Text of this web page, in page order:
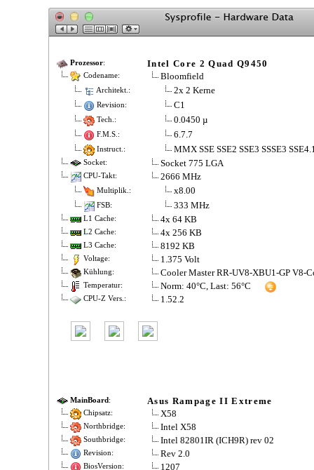
Prozessor: Intel Core 2 Quad Q9450
Codename: Bloomfield
Architekt.: 2x 2 Kerne
Revision: C1
Tech.: 0.0450 µ
F.M.S.: 6.7.7
Instruct.: MMX SSE SSE2 SSE3 SSSE3
Socket: Socket 775 LGA
CPU-Takt: 2666 MHz
Multiplik.: x8.00
FSB: 333 MHz
L1 Cache: 4x 64 KB
L2 Cache: 4x 256 KB
L3 Cache: 8192 KB
Voltage: 1.375 Volt
Kühlung: Cooler Master RR-UV8-XBU1-GP V8-
Temperatur: Norm: 40°C, Last: 56°C
CPU-Z Vers.: 1.52.2
MainBoard: Asus Rampage II Extreme
Chipsatz: X58
Northbridge: Intel X58
Southbridge: Intel 82801IR (ICH9R) rev 02
Revision: Rev 2.0
BiosVersion: 1207